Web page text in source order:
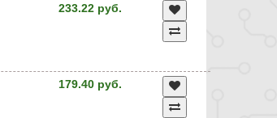
233.22 руб.
179.40 руб.